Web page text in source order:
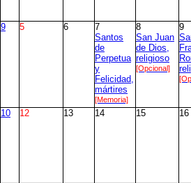
9 5 6
7
Santos
de
Perpetua
y
Felicidad,
mártires
[Memoria]
8
San Juan
de Dios,
religioso
[Opcional]
9
10 12 13 14 15 16